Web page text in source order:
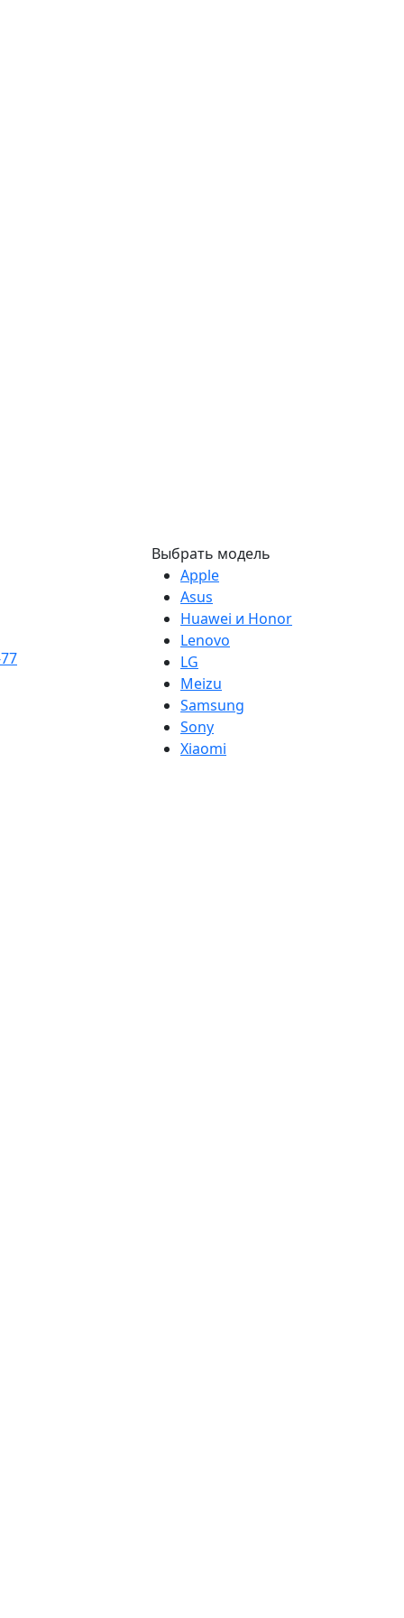
Выбрать модель
Apple
Asus
Huawei и Honor
Lenovo
LG
Meizu
Samsung
Sony
Xiaomi